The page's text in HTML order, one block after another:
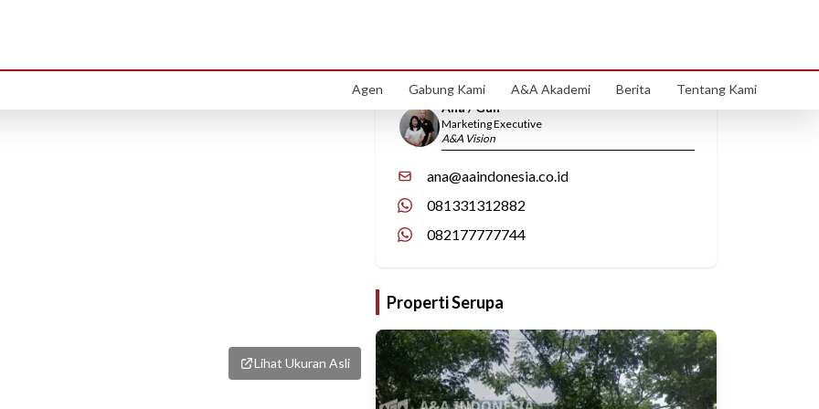
Agen Gabung Kami A&A Akademi Berita Tentang Kami
Lihat Ukuran Asli
Hubungi Kami
Ana / Gun
Marketing Executive
A&A Vision
ana@aaindonesia.co.id
081331312882
082177777744
Properti Serupa